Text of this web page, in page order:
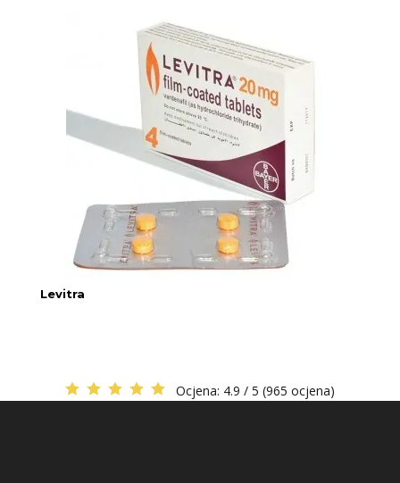
Levitra
Ocjena: 4.9 / 5 (965 ocjena)